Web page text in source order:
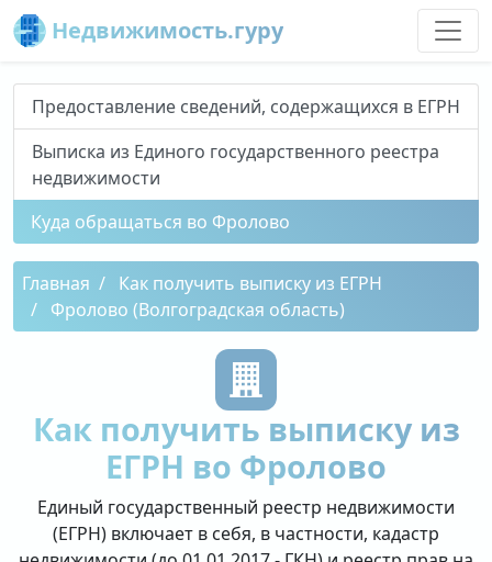
Недвижимость.гуру
Предоставление сведений, содержащихся в ЕГРН
Выписка из Единого государственного реестра
недвижимости
Куда обращаться во Фролово
Главная
Как получить выписку из ЕГРН
Фролово (Волгоградская область)
Как получить выписку из
ЕГРН во Фролово
Единый государственный реестр недвижимости
(ЕГРН) включает в себя, в частности, кадастр